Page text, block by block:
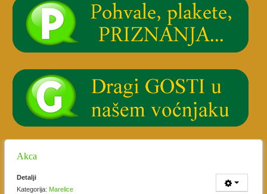
Akca
Detalji
Kategorija: Marelice